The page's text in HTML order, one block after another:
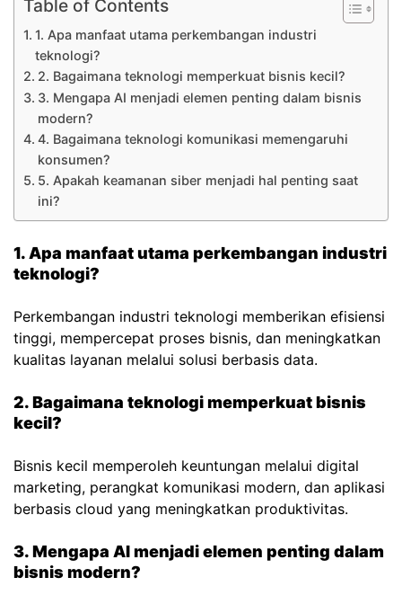
Table of Contents
1. Apa manfaat utama perkembangan industri
teknologi?
2. Bagaimana teknologi memperkuat bisnis kecil?
3. Mengapa AI menjadi elemen penting dalam bisnis
modern?
4. Bagaimana teknologi komunikasi memengaruhi
konsumen?
5. Apakah keamanan siber menjadi hal penting saat
ini?
1. Apa manfaat utama perkembangan industri
teknologi?
Perkembangan industri teknologi memberikan efisiensi
tinggi, mempercepat proses bisnis, dan meningkatkan
kualitas layanan melalui solusi berbasis data.
2. Bagaimana teknologi memperkuat bisnis
kecil?
Bisnis kecil memperoleh keuntungan melalui digital
marketing, perangkat komunikasi modern, dan aplikasi
berbasis cloud yang meningkatkan produktivitas.
3. Mengapa AI menjadi elemen penting dalam
bisnis modern?